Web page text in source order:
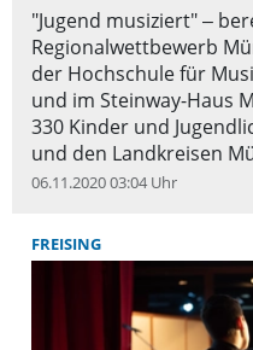
"Jugend musiziert" ‒
Regionalwettbewerb
der Hochschule für
und im Steinway-Haus
330 Kinder und
und den Landkreisen
Ebersberg, und
06.11.2020 03:04 Uhr
FREISING